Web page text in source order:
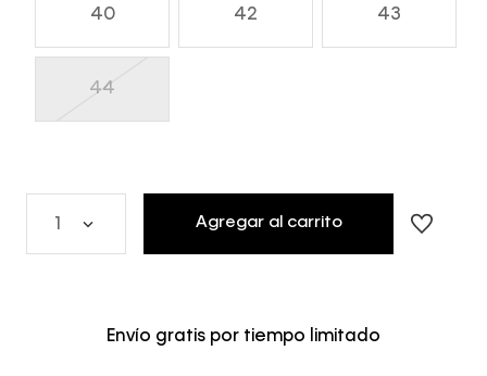
40 42 43
44
Agregar al carrito
Envío gratis por tiempo limitado